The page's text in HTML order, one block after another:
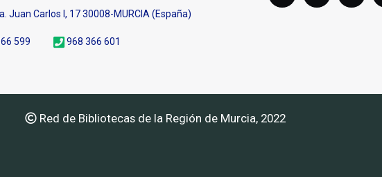
Juan Carlos I, 17 30008-MURCIA (España)
599 968 366 601
Red de Bibliotecas de la Región de Murcia, 2022